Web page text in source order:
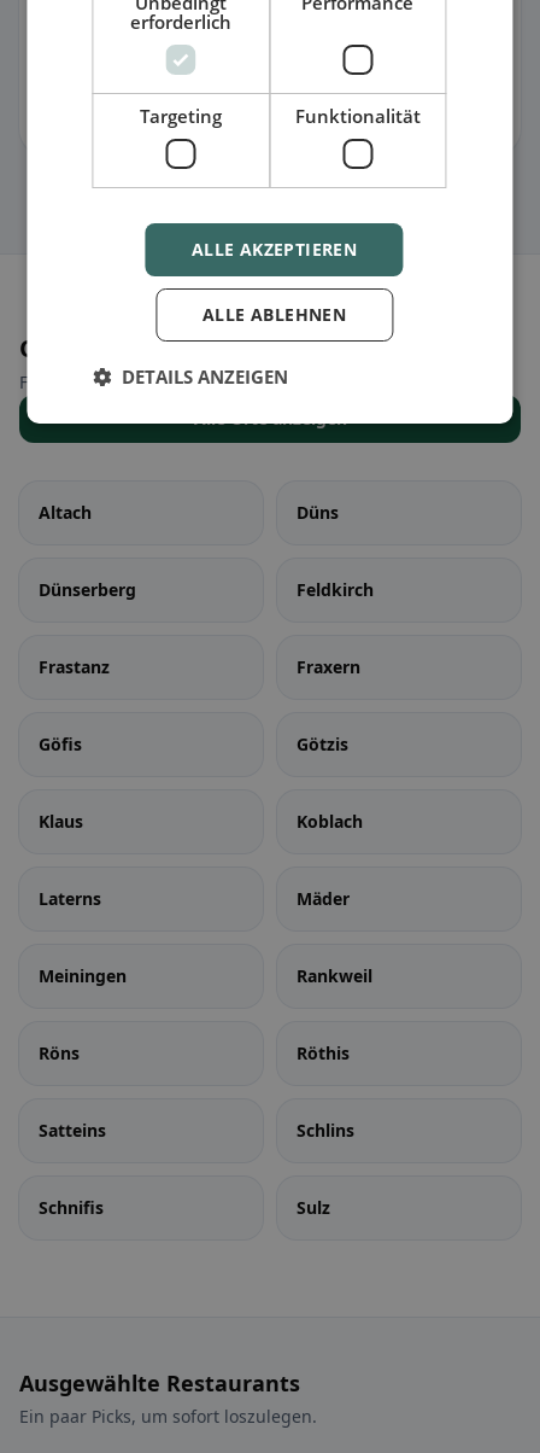
🐛 Fehler melden
🏪 Eintrag kostenlos übernehmen
Damit kannst du Öffnungszeiten, Speisekarte & Infos pflegen.
Orte in der Nähe
Finde den passenden Ort für deine Restaurantsuche.
Alle Orte anzeigen
Altach Düns
Dünserberg Feldkirch
Frastanz Fraxern
Göfis Götzis
Klaus Koblach
Laterns Mäder
Meiningen Rankweil
Röns Röthis
Satteins Schlins
Schnifis Sulz
Ausgewählte Restaurants
Ein paar Picks, um sofort loszulegen.
erforderlich
Targeting Funktionalität
ALLE AKZEPTIEREN
ALLE ABLEHNEN
DETAILS ANZEIGEN